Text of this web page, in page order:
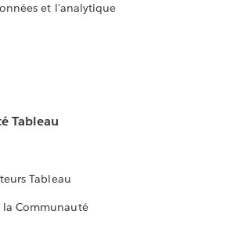
et l'analytique
Tableau
Tableau
la Communauté